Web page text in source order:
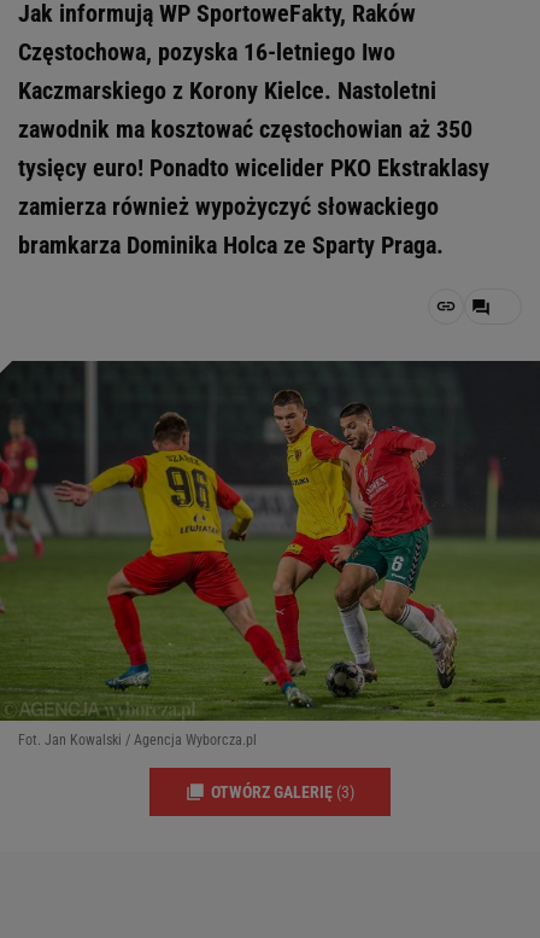
Jak informują WP SportoweFakty, Raków
Częstochowa, pozyska 16-letniego Iwo
Kaczmarskiego z Korony Kielce. Nastoletni
zawodnik ma kosztować częstochowian aż 350
tysięcy euro! Ponadto wicelider PKO Ekstraklasy
zamierza również wypożyczyć słowackiego
bramkarza Dominika Holca ze Sparty Praga.
Fot. Jan Kowalski / Agencja Wyborcza.pl
OTWÓRZ GALERIĘ (3)